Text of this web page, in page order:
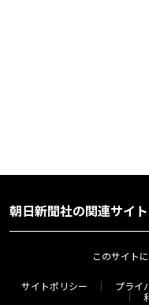
朝日新聞社の関連サイト
このサイト
サイトポリシー プライ